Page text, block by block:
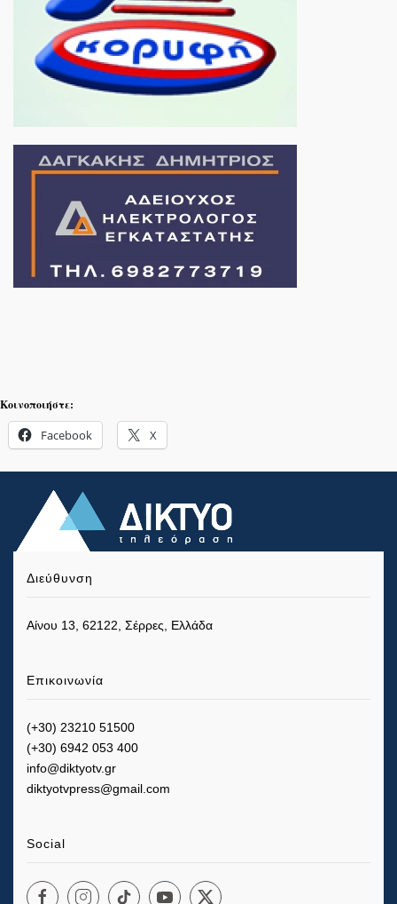
Κοινοποιήστε:
Facebook X
Διεύθυνση
Αίνου 13, 62122, Σέρρες, Ελλάδα
Επικοινωνία
(+30) 23210 51500
(+30) 6942 053 400
info@diktyotv.gr
diktyotvpress@gmail.com
Social